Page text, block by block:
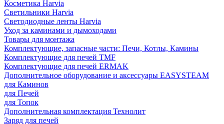
Косметика Harvia
Светильники Harvia
Светодиодные ленты Harvia
Уход за каминами и дымоходами
Товары для монтажа
Комплектующие, запасные части: Печи, Котлы, Камины
Комплектующие для печей TMF
Комплектующие для печей ERMAK
Дополнительное оборудование и аксессуары EASYSTEAM
для Каминов
для Печей
для Топок
Дополнительная комплектация Технолит
Заряд для печей